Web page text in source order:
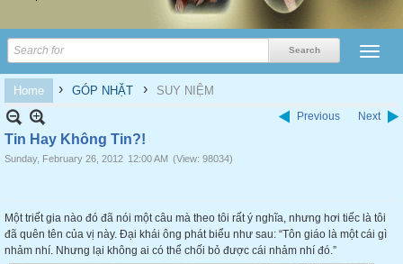
Home › GÓP NHẶT › SUY NIỆM
Previous Next
Tin Hay Không Tin?!
Sunday, February 26, 2012 12:00 AM (View: 98034)
Một triết gia nào đó đã nói một câu mà theo tôi rất ý nghĩa, nhưng hơi tiếc là tôi
đã quên tên của vị này. Đại khái ông phát biểu như sau: “Tôn giáo là một cái gì
nhảm nhí. Nhưng lại không ai có thể chối bỏ được cái nhảm nhí đó.”